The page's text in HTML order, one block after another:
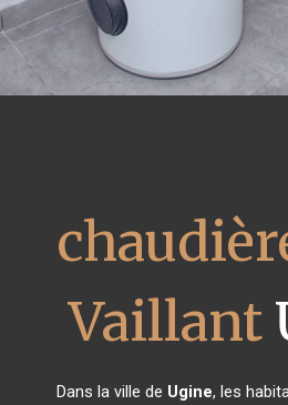
Vaillant
Dans la ville de Ugine, les